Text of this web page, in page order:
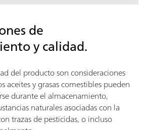
de
y calidad.
del producto son consideraciones
aceites y grasas comestibles pueden
durante el almacenamiento,
naturales asociadas con la
trazas de pesticidas, o incluso